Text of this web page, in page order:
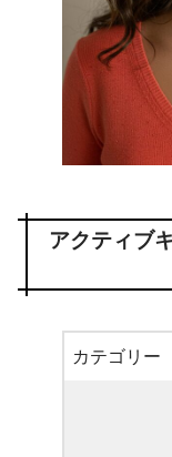
アクティブ
カテゴリー